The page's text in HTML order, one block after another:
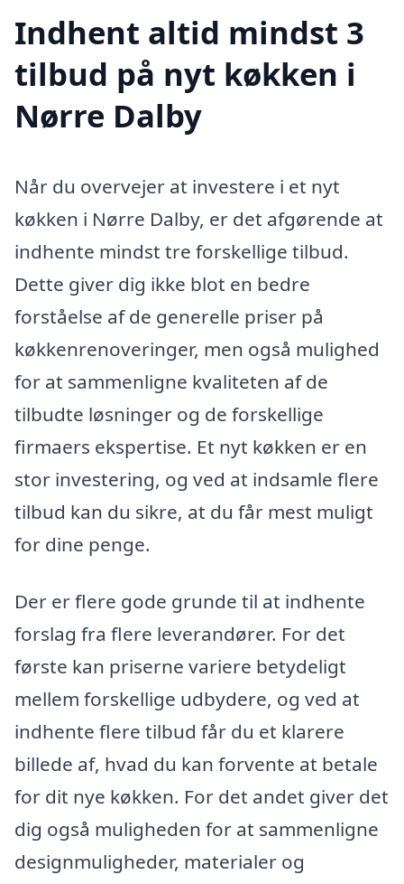
Indhent altid mindst 3
tilbud på nyt køkken i
Nørre Dalby
Når du overvejer at investere i et nyt
køkken i Nørre Dalby, er det afgørende at
indhente mindst tre forskellige tilbud.
Dette giver dig ikke blot en bedre
forståelse af de generelle priser på
køkkenrenoveringer, men også mulighed
for at sammenligne kvaliteten af de
tilbudte løsninger og de forskellige
firmaers ekspertise. Et nyt køkken er en
stor investering, og ved at indsamle flere
tilbud kan du sikre, at du får mest muligt
for dine penge.
Der er flere gode grunde til at indhente
forslag fra flere leverandører. For det
første kan priserne variere betydeligt
mellem forskellige udbydere, og ved at
indhente flere tilbud får du et klarere
billede af, hvad du kan forvente at betale
for dit nye køkken. For det andet giver det
dig også muligheden for at sammenligne
designmuligheder, materialer og